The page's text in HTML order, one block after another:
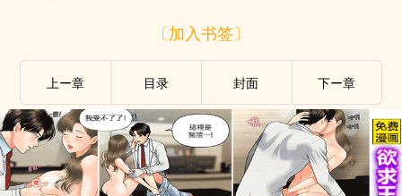
〔加入书签〕
上ー章 目录 封面 下ー章